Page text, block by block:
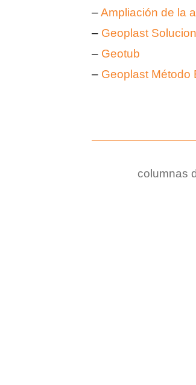
–Ampliación de la
– Geoplast
– Geotub
– Geoplast Método
columnas